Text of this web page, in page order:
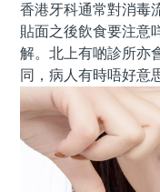
香港牙科通常對消毒
貼面之後飲食要注意
解。北上有啲診所亦
同，病人有時唔好意